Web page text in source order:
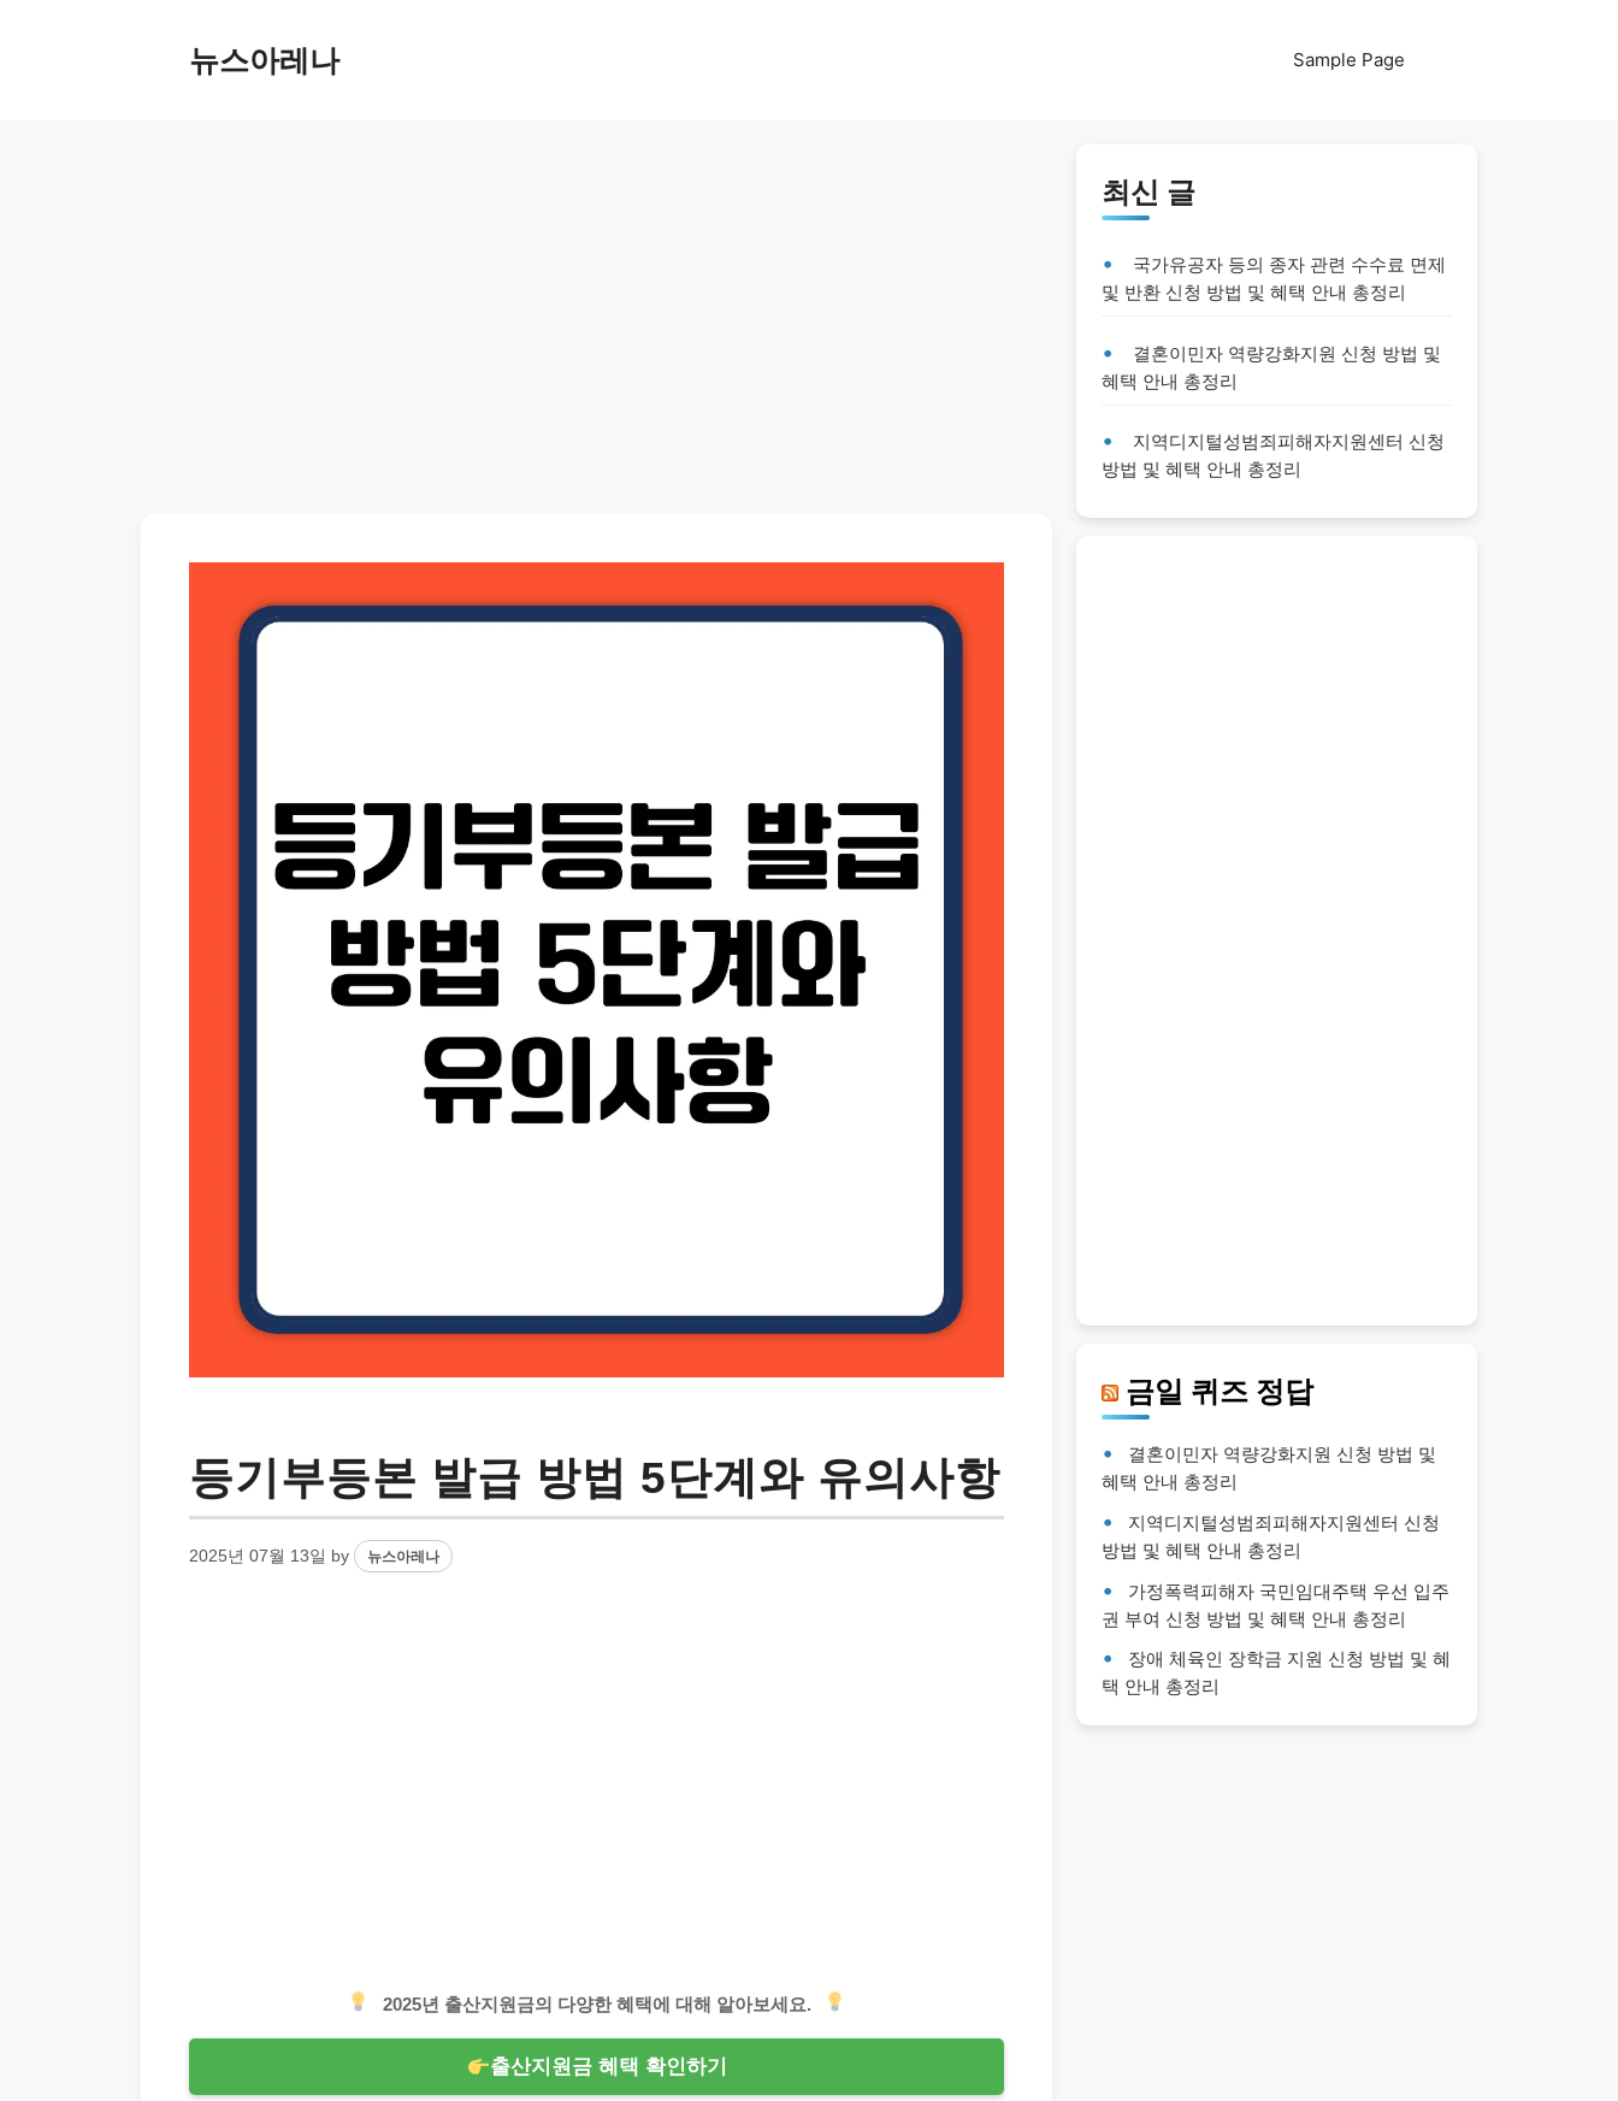
뉴스아레나 Sample Page
등기부등본 발급 방법 5단계와 유의사항
2025년 07월 13일 by 뉴스아레나
2025년 출산지원금의 다양한 혜택에 대해 알아보세요.
출산지원금 혜택 확인하기
최신 글
국가유공자 등의 종자 관련 수수료 면제
및 반환 신청 방법 및 혜택 안내 총정리
결혼이민자 역량강화지원 신청 방법 및
혜택 안내 총정리
지역디지털성범죄피해자지원센터 신청
방법 및 혜택 안내 총정리
금일 퀴즈 정답
결혼이민자 역량강화지원 신청 방법 및
혜택 안내 총정리
지역디지털성범죄피해자지원센터 신청
방법 및 혜택 안내 총정리
가정폭력피해자 국민임대주택 우선 입주
권 부여 신청 방법 및 혜택 안내 총정리
장애 체육인 장학금 지원 신청 방법 및 혜
택 안내 총정리